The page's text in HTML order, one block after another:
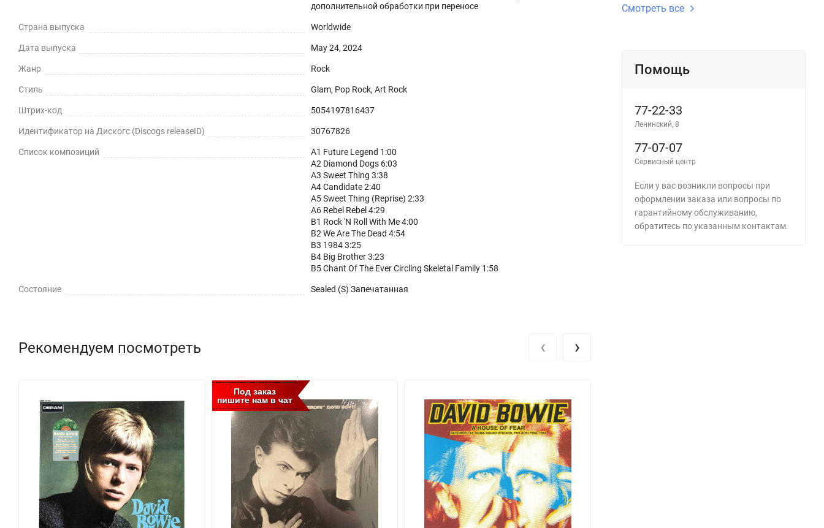
дополнительной обработки при переносе
Страна выпуска Worldwide
Дата выпуска May 24, 2024
Жанр Rock
Стиль Glam, Pop Rock, Art Rock
Штрих-код 5054197816437
Идентификатор на Дискогс (Discogs releaseID) 30767826
Список композиций
A1 Future Legend 1:00
A2 Diamond Dogs 6:03
A3 Sweet Thing 3:38
A4 Candidate 2:40
A5 Sweet Thing (Reprise) 2:33
A6 Rebel Rebel 4:29
B1 Rock 'N Roll With Me 4:00
B2 We Are The Dead 4:54
B3 1984 3:25
B4 Big Brother 3:23
B5 Chant Of The Ever Circling Skeletal Family 1:58
Состояние Sealed (S) Запечатанная
Рекомендуем посмотреть
Под заказ
пишите нам в чат
‹ ›
Смотреть все
Помощь
77-22-33
Ленинский, 8
77-07-07
Сервисный центр
Если у вас возникли вопросы при
оформлении заказа или вопросы по
гарантийному обслуживанию,
обратитесь по указанным контактам.